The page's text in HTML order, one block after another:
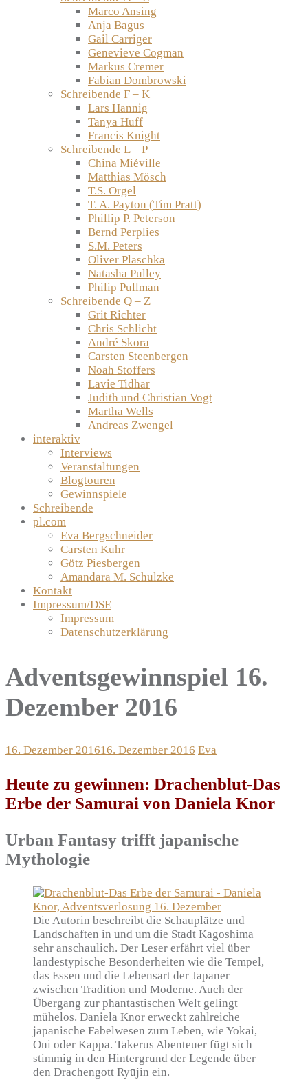
Marco Ansing
Anja Bagus
Gail Carriger
Genevieve Cogman
Markus Cremer
Fabian Dombrowski
Schreibende F – K
Lars Hannig
Tanya Huff
Francis Knight
Schreibende L – P
China Miéville
Matthias Mösch
T.S. Orgel
T. A. Payton (Tim Pratt)
Phillip P. Peterson
Bernd Perplies
S.M. Peters
Oliver Plaschka
Natasha Pulley
Philip Pullman
Schreibende Q – Z
Grit Richter
Chris Schlicht
André Skora
Carsten Steenbergen
Noah Stoffers
Lavie Tidhar
Judith und Christian Vogt
Martha Wells
Andreas Zwengel
interaktiv
Interviews
Veranstaltungen
Blogtouren
Gewinnspiele
Schreibende
pl.com
Eva Bergschneider
Carsten Kuhr
Götz Piesbergen
Amandara M. Schulzke
Kontakt
Impressum/DSE
Impressum
Datenschutzerklärung
Adventsgewinnspiel 16.
Dezember 2016
16. Dezember 201616. Dezember 2016 Eva
Heute zu gewinnen: Drachenblut-Das
Erbe der Samurai von Daniela Knor
Urban Fantasy trifft japanische
Mythologie
Die Autorin beschreibt die Schauplätze und
Landschaften in und um die Stadt Kagoshima
sehr anschaulich. Der Leser erfährt viel über
landestypische Besonderheiten wie die Tempel,
das Essen und die Lebensart der Japaner
zwischen Tradition und Moderne. Auch der
Übergang zur phantastischen Welt gelingt
mühelos. Daniela Knor erweckt zahlreiche
japanische Fabelwesen zum Leben, wie Yokai,
Oni oder Kappa. Takerus Abenteuer fügt sich
stimmig in den Hintergrund der Legende über
den Drachengott Ryūjin ein.